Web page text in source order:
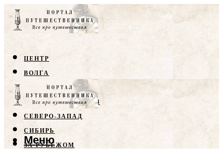
ЦЕНТР
ВОЛГА
КРЫМ
СЕВЕРНЫЙ КАВКАЗ
СЕВЕРО-ЗАПАД
СИБИРЬ
ЗА РУБЕЖОМ
Меню